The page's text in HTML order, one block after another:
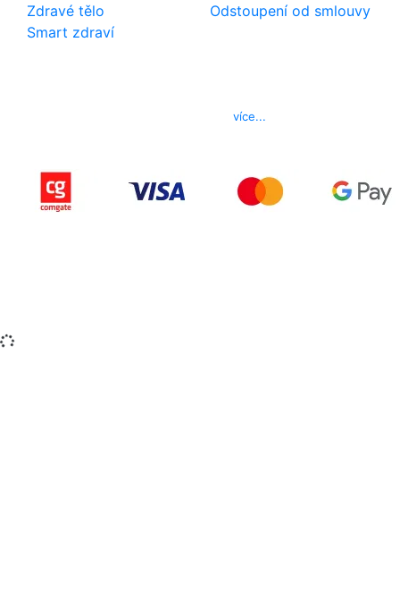
Zdravé tělo
Smart zdraví
Odstoupení od smlouvy
více...